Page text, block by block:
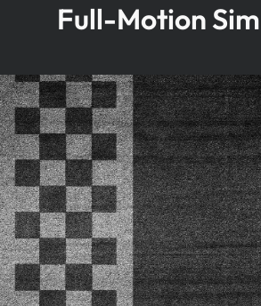
Full-Motion
Speed